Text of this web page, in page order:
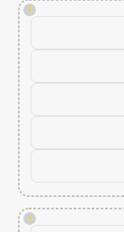
!
!